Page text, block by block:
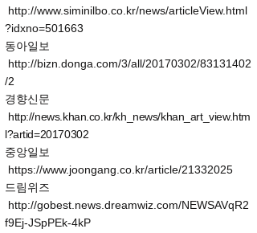
http://www.siminilbo.co.kr/news/articleView.html
?idxno=501663
동아일보
http://bizn.donga.com/3/all/20170302/83131402
/2
경향신문
http://news.khan.co.kr/kh_news/khan_art_view.htm
l?artid=20170302
중앙일보
https://www.joongang.co.kr/article/21332025
​드림위즈
http://gobest.news.dreamwiz.com/NEWSAVqR2
f9Ej-JSpPEk-4kP